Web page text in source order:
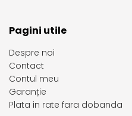
Pagini utile
Despre noi
Contact
Contul meu
Garanție
Plata in rate fara dobanda